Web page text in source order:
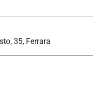
35, Ferrara